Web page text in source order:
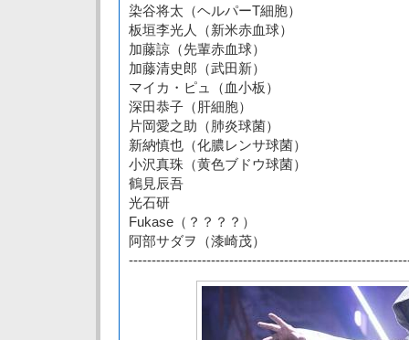
染谷将太（ヘルパーT細胞）
板垣李光人（新米赤血球）
加藤諒（先輩赤血球）
加藤清史郎（武田新）
マイカ・ピュ（血小板）
深田恭子（肝細胞）
片岡愛之助（肺炎球菌）
新納慎也（化膿レンサ球菌）
小沢真珠（黄色ブドウ球菌）
鶴見辰吾
光石研
Fukase（？？？？）
阿部サダヲ（漆崎茂）